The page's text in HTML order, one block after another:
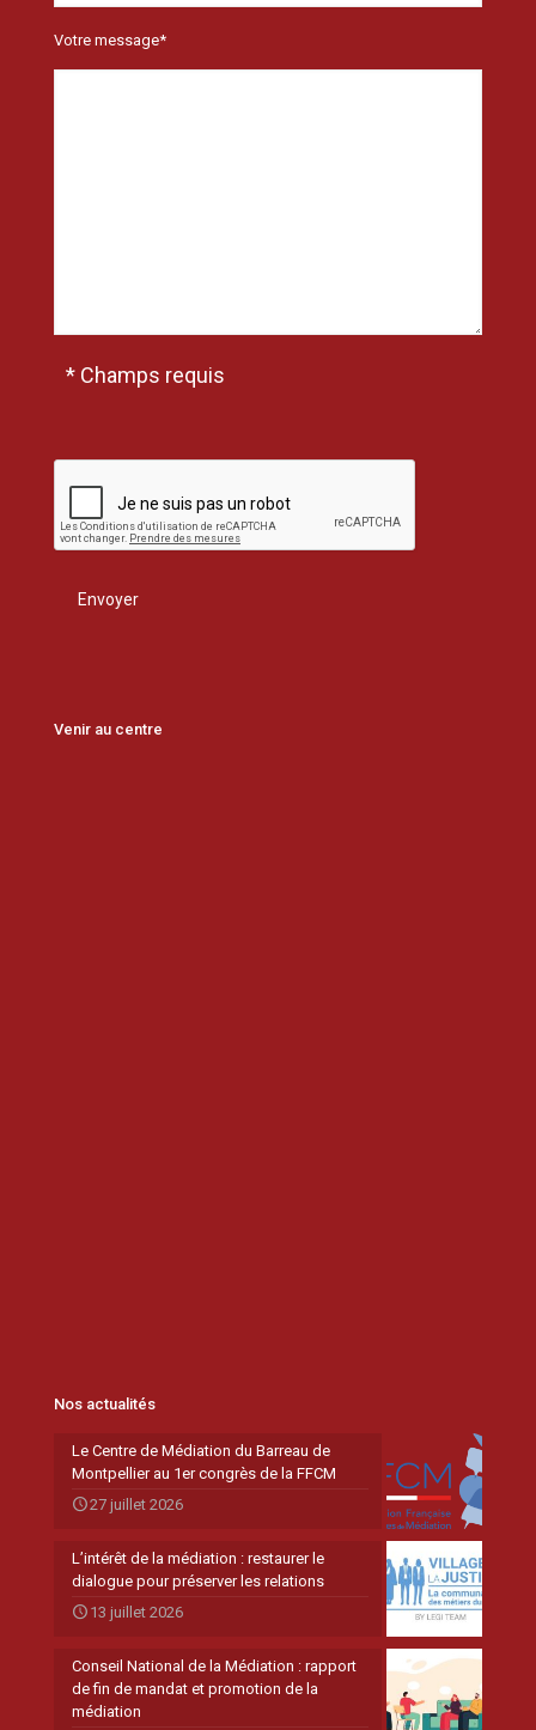
Votre message*
* Champs requis
Venir au centre
Nos actualités
Le Centre de Médiation du Barreau de
Montpellier au 1er congrès de la FFCM
27 juillet 2026
L’intérêt de la médiation : restaurer le
dialogue pour préserver les relations
13 juillet 2026
Conseil National de la Médiation : rapport
de fin de mandat et promotion de la
médiation